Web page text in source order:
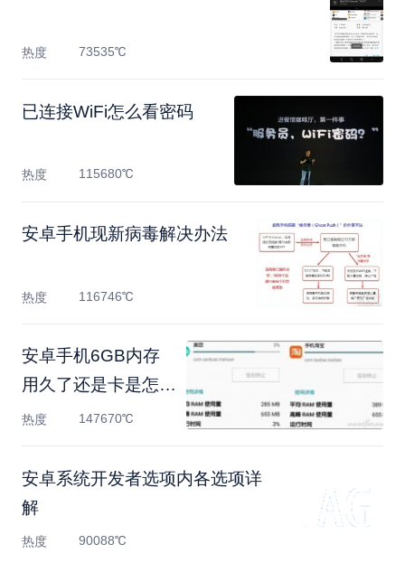
热度 73535℃
已连接WiFi怎么看密码
热度 115680℃
安卓手机现新病毒解决办法
热度 116746℃
安卓手机6GB内存
用久了还是卡是怎么
回事
热度 147670℃
安卓系统开发者选项内各选项详
解
热度 90088℃